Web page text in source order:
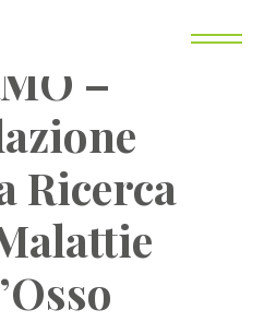
Malattie dell’Osso
–
Ricerca